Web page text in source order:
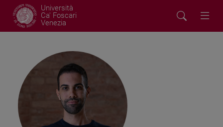
Università
Ca' Foscari
Venezia